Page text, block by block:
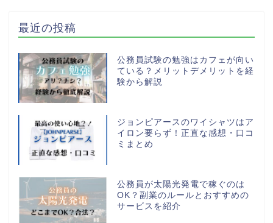
最近の投稿
公務員試験の勉強はカフェが向い
ている？メリットデメリットを経
験から解説
ジョンピアースのワイシャツはア
イロン要らず！正直な感想・口コ
ミまとめ
公務員が太陽光発電で稼ぐのは
OK？副業のルールとおすすめの
サービスを紹介